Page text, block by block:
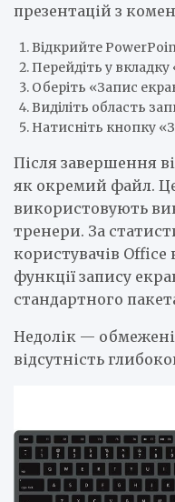
презентацій з
Відкрийте
Перейдіть у вкладку
Оберіть «Запис
Виділіть область
Натисніть кнопку
Після завершення
як окремий файл.
використовують
тренери. За
користувачів Office
функції запису
стандартного
Недолік —
відсутність